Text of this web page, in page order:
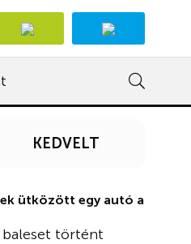
KEDVELT
ütközött egy autó a
baleset történt